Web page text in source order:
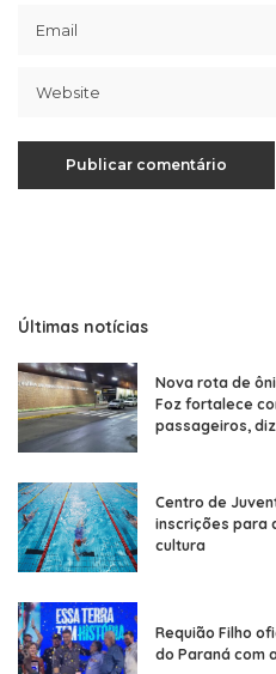
Últimas notícias
Nova rota de
Foz fortalece
passageiros,
Centro de
inscrições para
cultura
Requião Filho
do Paraná com